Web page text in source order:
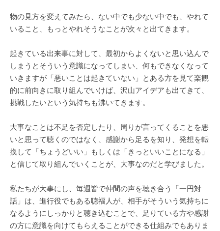
物の見方を変えてみたら、ない中でも少ない中でも、やれて
いること、もっとやれそうなことが次々と出てきます。
起きている出来事に対して、最初からよくないと思い込んで
しまうとそういう意識になってしまい、何もできなくなって
いきますが「悪いことは起きていない」とある方を見て楽観
的に前向きに取り組んでいけば、沢山アイデアも出てきて、
挑戦したいという気持ちも沸いてきます。
大事なことは不足を否定したり、周りが言ってくることを悪
いと思って聴くのではなく、感謝から足るを知り、発想を転
換して「ちょうどいい」もしくは「きっといいことになる」
と信じて取り組んでいくことが、大事なのだと学びました。
私たちが大事にし、毎週皆で仲間の声を聴き合う「一円対
話」は、進行役でもある聴福人が、相手がそういう気持ちに
なるようにしっかりと聴き込むことで、足りている方や感謝
の方に意識を向けてもらえることができる仕組みでもありま